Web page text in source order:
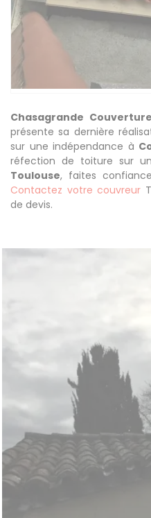
Chasagrande
présente sa dernière
sur une indépendance à
réfection de toiture sur
Toulouse, faites
Contactez votre couvreur
de devis.